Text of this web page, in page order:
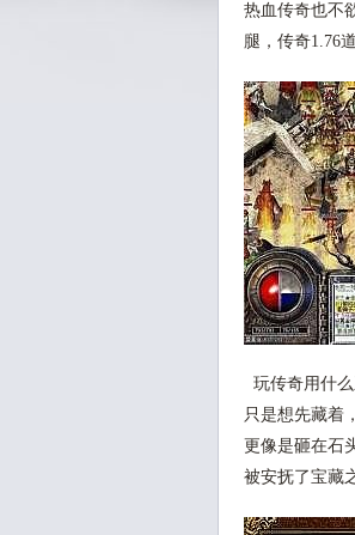
热血传奇也不
腿，传奇1.76
玩传奇用什
只是想先藏着
更像是砸在石
被安抚了宝藏